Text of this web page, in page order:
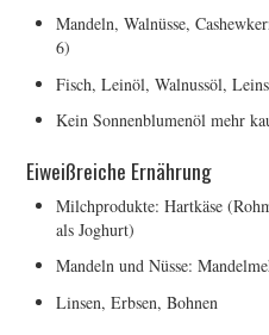
Mandeln, Walnüsse,
6)
Fisch, Leinöl, Walnussöl,
Kein Sonnenblumenöl mehr
Eiweißreiche Ernährung
Milchprodukte: Hartkäse
als Joghurt)
Mandeln und Nüsse:
Linsen, Erbsen, Bohnen